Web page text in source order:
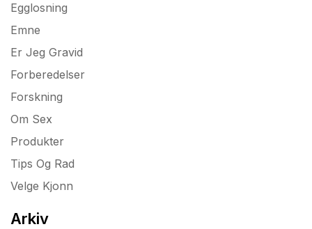
Egglosning
Emne
Er Jeg Gravid
Forberedelser
Forskning
Om Sex
Produkter
Tips Og Rad
Velge Kjonn
Arkiv